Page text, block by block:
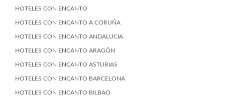
HOTELES CON ENCANTO
HOTELES CON ENCANTO A CORUÑA
HOTELES CON ENCANTO ANDALUCIA
HOTELES CON ENCANTO ARAGÓN
HOTELES CON ENCANTO ASTURIAS
HOTELES CON ENCANTO BARCELONA
HOTELES CON ENCANTO BILBAO